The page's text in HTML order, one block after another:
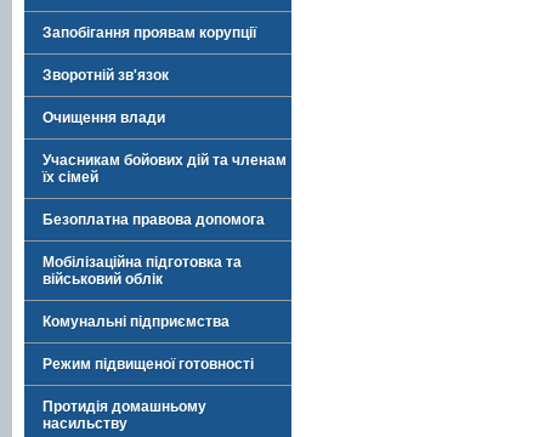
Запобігання проявам корупції
Зворотній зв'язок
Очищення влади
Учасникам бойових дій та членам
їх сімей
Безоплатна правова допомога
Мобілізаційна підготовка та
військовий облік
Комунальні підприємства
Режим підвищеної готовності
Протидія домашньому
насильству